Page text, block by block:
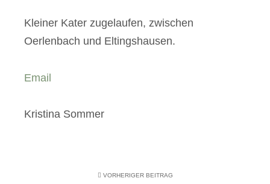
Kleiner Kater zugelaufen, zwischen
Oerlenbach und Eltingshausen.
Email
Kristina Sommer
VORHERIGER BEITRAG